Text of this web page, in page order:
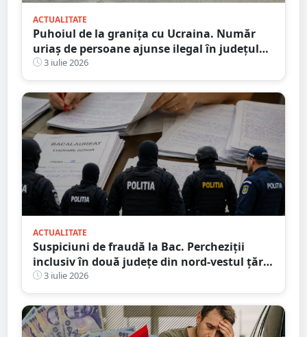
ACTUALITATE
Puhoiul de la granița cu Ucraina. Număr
uriaș de persoane ajunse ilegal în județul
Satu Mare
3 iulie 2026
ACTUALITATE
Suspiciuni de fraudă la Bac. Percheziții
inclusiv în două județe din nord-vestul țării.
Ce suspectează procurorii
3 iulie 2026